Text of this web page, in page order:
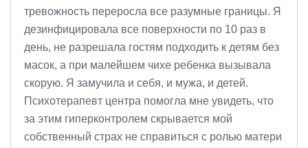
тревожность переросла все разумные границы. Я
дезинфицировала все поверхности по 10 раз в
день, не разрешала гостям подходить к детям без
масок, а при малейшем чихе ребенка вызывала
скорую. Я замучила и себя, и мужа, и детей.
Психотерапевт центра помогла мне увидеть, что
за этим гиперконтролем скрывается мой
собственный страх не справиться с ролью матери